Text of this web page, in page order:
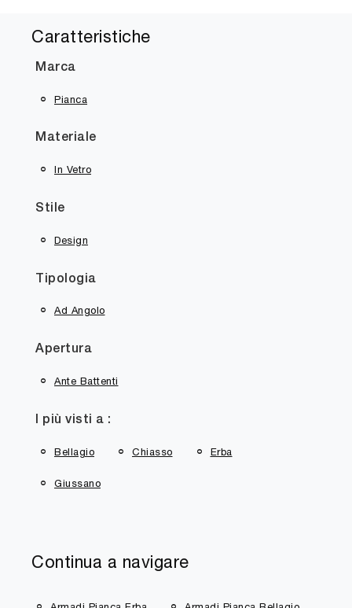
Caratteristiche
Marca
Pianca
Materiale
In Vetro
Stile
Design
Tipologia
Ad Angolo
Apertura
Ante Battenti
I più visti a :
Bellagio Chiasso Erba
Giussano
Continua a navigare